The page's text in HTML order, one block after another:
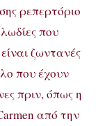
ρεπερτόριο
που
ζωντανές
που έχουν
πριν, όπως η
από την